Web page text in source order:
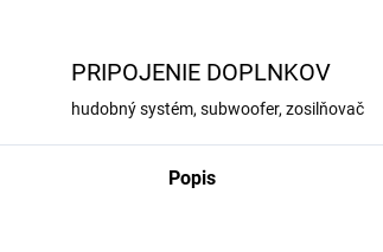
PRIPOJENIE DOPLNKOV
hudobný systém, subwoofer, zosilňovač
Popis